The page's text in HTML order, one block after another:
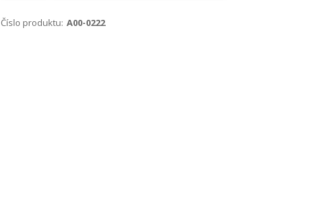
Číslo produktu: A00-0222